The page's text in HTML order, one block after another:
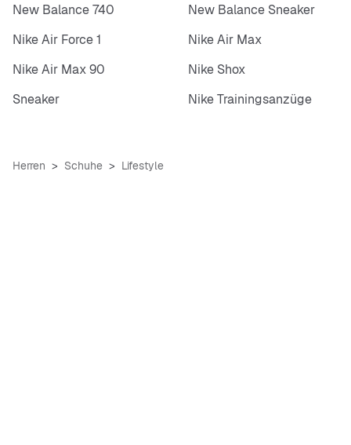
New Balance 740
New Balance Sneaker
Nike Air Force 1
Nike Air Max
Nike Air Max 90
Nike Shox
Sneaker
Nike Trainingsanzüge
Herren Schuhe Lifestyle